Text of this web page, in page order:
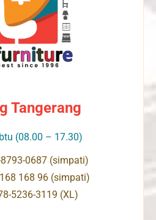
Tangerang
(08.00 – 17.30)
0687 (simpati)
168 96 (simpati)
5236-3119 (XL)